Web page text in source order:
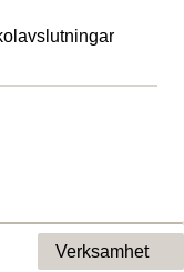
Verksamhet